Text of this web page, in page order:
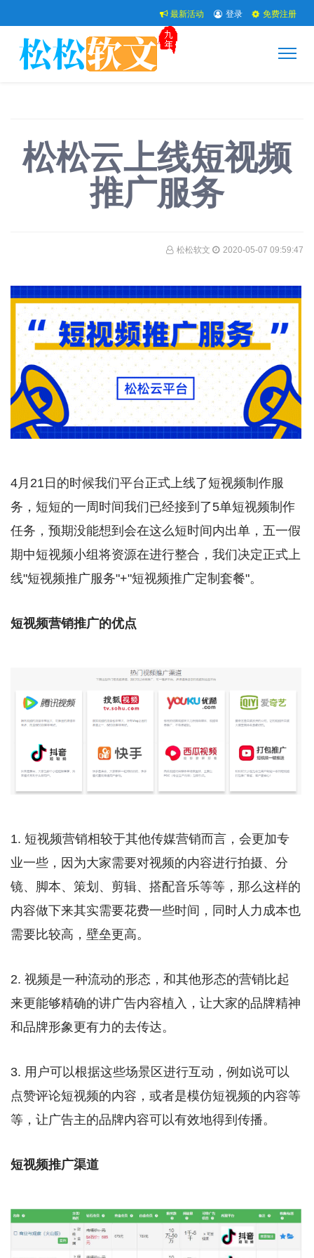
最新活动 登录 免费注册
​松松云上线短视频
推广服务
松松软文 2020-05-07 09:59:47
4月21日的时候我们平台正式上线了短视频制作服
务，短短的一周时间我们已经接到了5单短视频制作
任务，预期没能想到会在这么短时间内出单，五一假
期中短视频小组将资源在进行整合，我们决定正式上
线"短视频推广服务"+"短视频推广定制套餐"。
短视频营销推广的优点
1. 短视频营销相较于其他传媒营销而言，会更加专
业一些，因为大家需要对视频的内容进行拍摄、分
镜、脚本、策划、剪辑、搭配音乐等等，那么这样的
内容做下来其实需要花费一些时间，同时人力成本也
需要比较高，壁垒更高。
2. 视频是一种流动的形态，和其他形态的营销比起
来更能够精确的讲广告内容植入，让大家的品牌精神
和品牌形象更有力的去传达。
3. 用户可以根据这些场景区进行互动，例如说可以
点赞评论短视频的内容，或者是模仿短视频的内容等
等，让广告主的品牌内容可以有效地得到传播。
短视频推广渠道